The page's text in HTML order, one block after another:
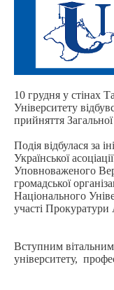
10 грудня у стінах
Університету
прийняття
Подія відбулася за
Української
Уповноваженого
громадської
Національного
участі
Вступним
університету,